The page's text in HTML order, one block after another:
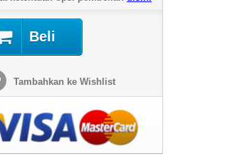
Beli
Tambahkan ke Wishlist